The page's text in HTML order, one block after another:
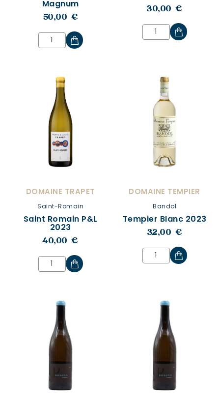
Magnum
50,00 €
30,00 €
DOMAINE TRAPET
Saint-Romain
Saint Romain P&L
2023
40,00 €
DOMAINE TEMPIER
Bandol
Tempier Blanc 2023
32,00 €